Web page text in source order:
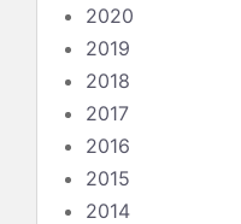
2020
2019
2018
2017
2016
2015
2014